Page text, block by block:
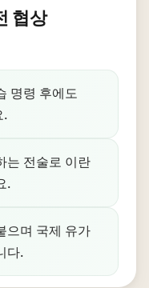
협상
명령 후에도
.
는 전술로 이란
.
으며 국제 유가
다.